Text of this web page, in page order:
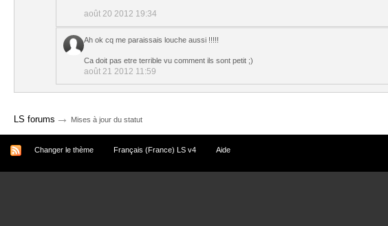
août 20 2012 19:34
Ah ok cq me paraissais louche aussi !!!!!
Ca doit pas etre terrible vu comment ils sont petit ;)
août 21 2012 11:59
LS forums → Mises à jour du statut
Changer le thème Français (France) LS v4 Aide